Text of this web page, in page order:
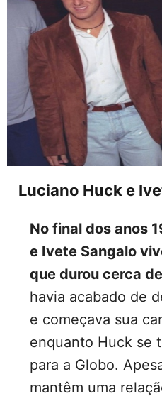
Luciano Huck e
No final dos anos
e Ivete Sangalo
que durou cerca
havia acabado de
e começava sua
enquanto Huck se
para a Globo.
mantêm uma